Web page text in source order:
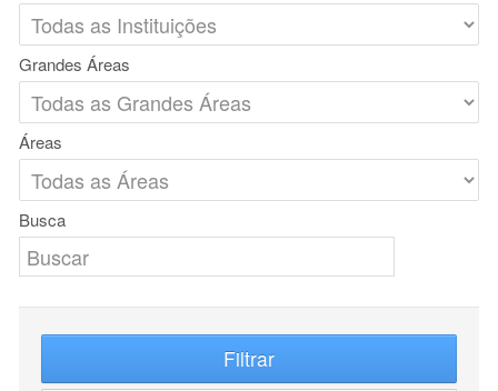
Grandes Áreas
Áreas
Busca
Filtrar